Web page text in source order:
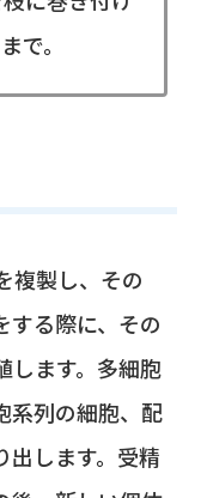
で。
複製し、その
する際に、その
します。多細胞
系列の細胞、配
出します。受精